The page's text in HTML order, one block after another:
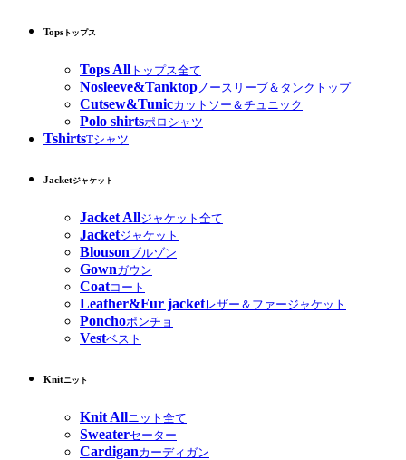
Tops トップス
Tops All トップス全て
Nosleeve&Tanktop ノースリーブ＆タンクトップ
Cutsew&Tunicカットソー＆チュニック
Polo shirtsポロシャツ
TshirtsTシャツ
Jacketジャケット
Jacket Allジャケット全て
Jacketジャケット
Blousonブルゾン
Gownガウン
Coatコート
Leather&Fur jacketレザー＆ファージャケット
Ponchoポンチョ
Vestベスト
Knitニット
Knit Allニット全て
Sweaterセーター
Cardiganカーディガン